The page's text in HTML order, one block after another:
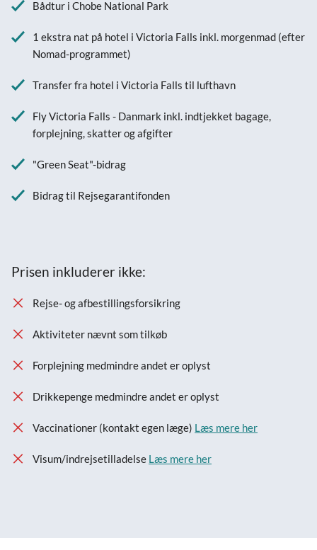
Bådtur i Chobe National Park
1 ekstra nat på hotel i Victoria Falls inkl. morgenmad (efter
Nomad-programmet)
Transfer fra hotel i Victoria Falls til lufthavn
Fly Victoria Falls - Danmark inkl. indtjekket bagage,
forplejning, skatter og afgifter
"Green Seat"-bidrag
Bidrag til Rejsegarantifonden
Prisen inkluderer ikke:
Rejse- og afbestillingsforsikring
Aktiviteter nævnt som tilkøb
Forplejning medmindre andet er oplyst
Drikkepenge medmindre andet er oplyst
Vaccinationer (kontakt egen læge) Læs mere her
Visum/indrejsetilladelse Læs mere her